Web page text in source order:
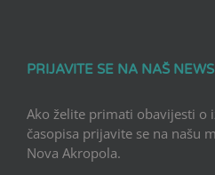
PRIJAVITE SE NA NAŠ
Ako želite primati obavijesti o
časopisa prijavite se na našu
Nova Akropola.